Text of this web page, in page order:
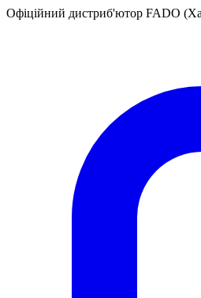
Офіційний дистриб'ютор FADO